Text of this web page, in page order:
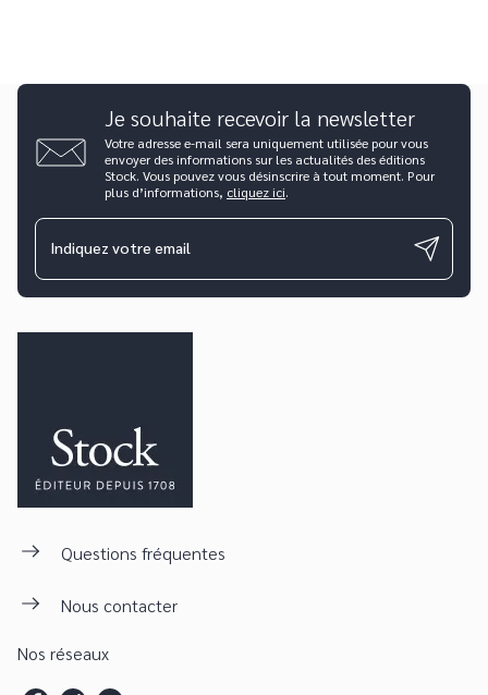
Je souhaite recevoir la newsletter
Votre adresse e-mail sera uniquement utilisée pour vous
envoyer des informations sur les actualités des éditions
Stock. Vous pouvez vous désinscrire à tout moment. Pour
plus d’informations, cliquez ici.
Indiquez votre email
Questions fréquentes
Nous contacter
Nos réseaux